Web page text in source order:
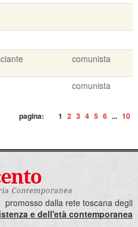
comunista
comunista
pagina: 1 2 3 4 5 6 ... 10
promosso dalla rete toscana degli
e dell'età contemporanea